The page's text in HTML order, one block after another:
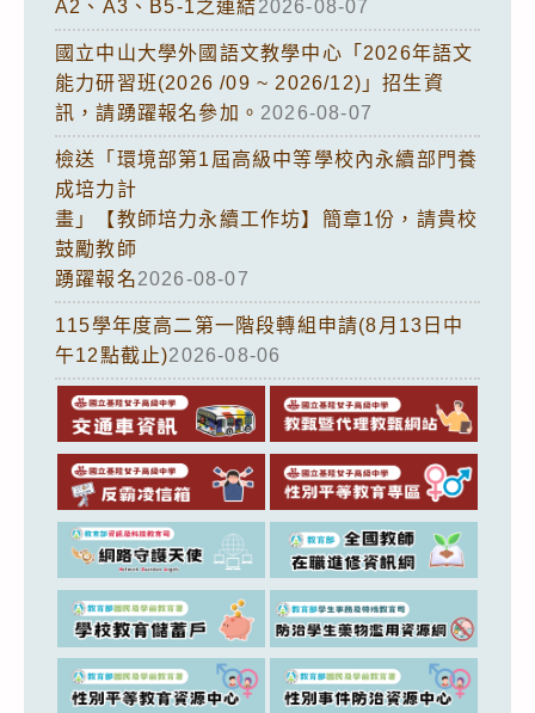
A2、A3、B5-1之連結2026-08-07
國立中山大學外國語文教學中心「2026年語文
能力研習班(2026 /09 ~ 2026/12)」招生資
訊，請踴躍報名參加。 2026-08-07
檢送「環境部第1屆高級中等學校內永續部門養
成培力計
畫」【教師培力永續工作坊】簡章1份，請貴校
鼓勵教師
踴躍報名2026-08-07
115學年度高二第一階段轉組申請(8月13日中
午12點截止)2026-08-06